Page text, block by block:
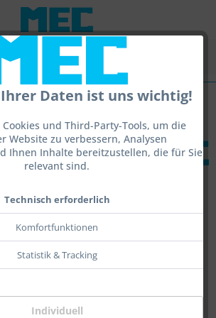
Daten ist uns wichtig!
und Third-Party-Tools, um die
Website zu verbessern, Analysen
Ihnen Inhalte bereitzustellen, die für Sie
relevant sind.
Technisch erforderlich
Komfortfunktionen
Statistik & Tracking
Individuell